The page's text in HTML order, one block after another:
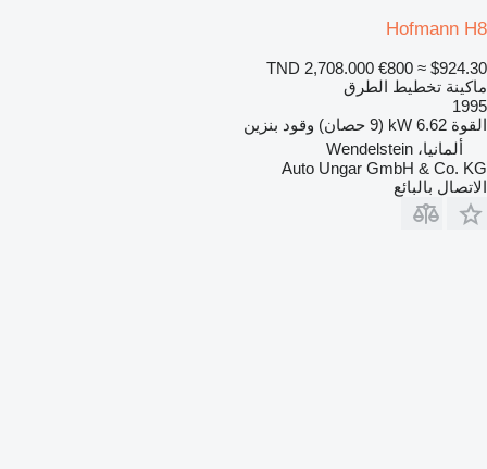
Hofmann H8
TND 2,708.000 €800 ≈ $924.30
ماكينة تخطيط الطرق
1995
القوة 6.62 kW (9 حصان) وقود بنزين
ألمانيا، Wendelstein
Auto Ungar GmbH & Co. KG
الاتصال بالبائع